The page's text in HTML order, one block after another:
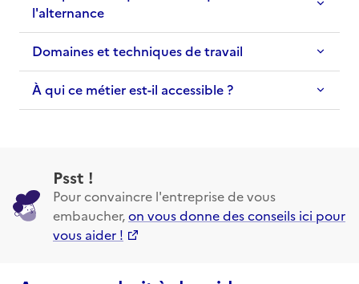
l'alternance
Domaines et techniques de travail
À qui ce métier est-il accessible ?
Psst !
Pour convaincre l'entreprise de vous
embaucher,on vous donne des conseils ici pour
vous aider !